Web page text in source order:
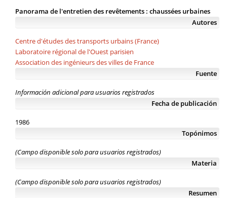
Panorama de l'entretien des revêtements : chaussées urbaines
Autores
Centre d'études des transports urbains (France)
Laboratoire régional de l'Ouest parisien
Association des ingénieurs des villes de France
Fuente
Información adicional para usuarios registrados
Fecha de publicación
1986
Topónimos
(Campo disponible solo para usuarios registrados)
Materia
(Campo disponible solo para usuarios registrados)
Resumen